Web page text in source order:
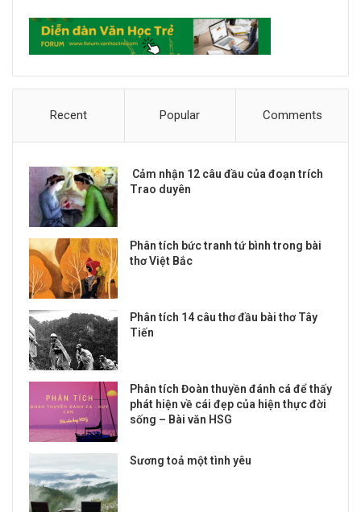
Recent Popular Comments
Cảm nhận 12 câu đầu của đoạn trích
Trao duyên
Phân tích bức tranh tứ bình trong bài
thơ Việt Bắc
Phân tích 14 câu thơ đầu bài thơ Tây
Tiến
Phân tích Đoàn thuyền đánh cá để thấy
phát hiện về cái đẹp của hiện thực đời
sống – Bài văn HSG
Sương toả một tình yêu